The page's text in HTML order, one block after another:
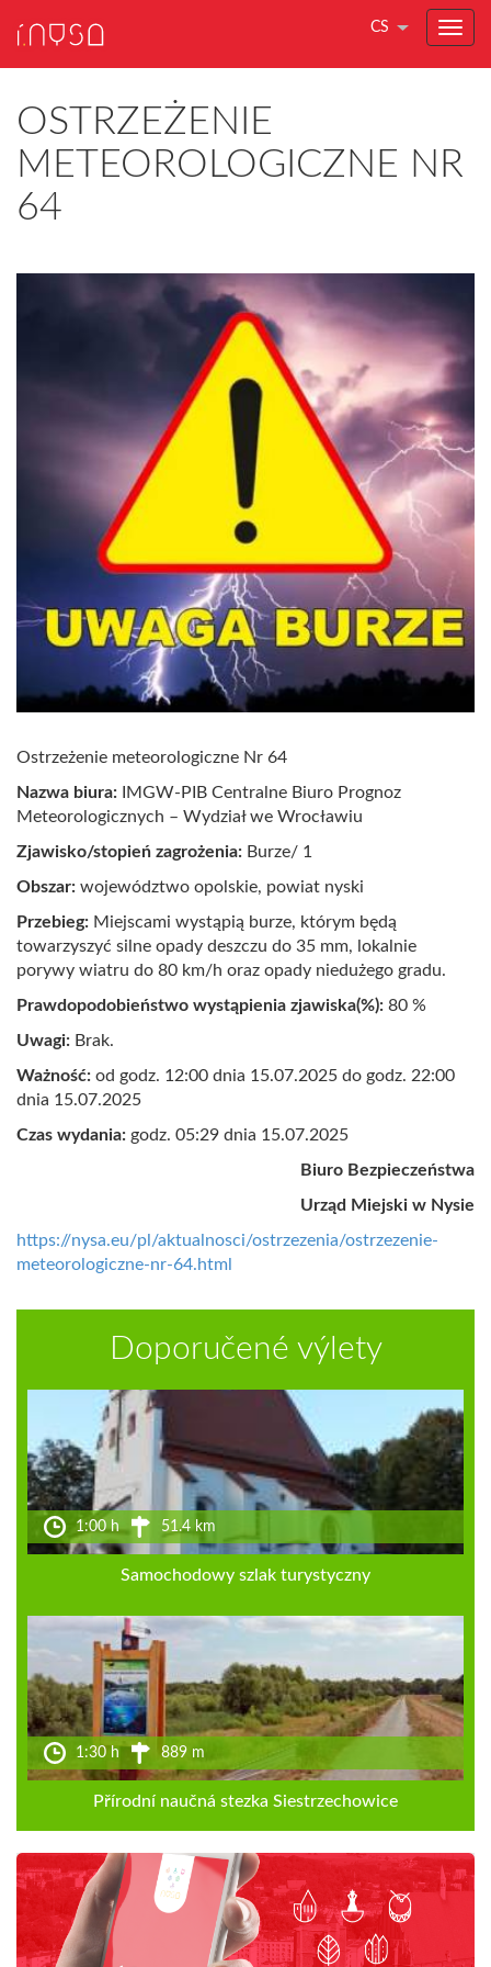
CS
OSTRZEŻENIE
METEOROLOGICZNE NR
64
Ostrzeżenie meteorologiczne Nr 64
Nazwa biura: IMGW-PIB Centralne Biuro Prognoz
Meteorologicznych – Wydział we Wrocławiu
Zjawisko/stopień zagrożenia: Burze/ 1
Obszar: województwo opolskie, powiat nyski
Przebieg: Miejscami wystąpią burze, którym będą
towarzyszyć silne opady deszczu do 35 mm, lokalnie
porywy wiatru do 80 km/h oraz opady niedużego gradu.
Prawdopodobieństwo wystąpienia zjawiska(%): 80 %
Uwagi: Brak.
Ważność: od godz. 12:00 dnia 15.07.2025 do godz. 22:00
dnia 15.07.2025
Czas wydania: godz. 05:29 dnia 15.07.2025
Biuro Bezpieczeństwa
Urząd Miejski w Nysie
https://nysa.eu/pl/aktualnosci/ostrzezenia/ostrzezenie-
meteorologiczne-nr-64.html
Doporučené výlety
1:00 h 51.4 km
Samochodowy szlak turystyczny
1:30 h 889 m
Přírodní naučná stezka Siestrzechowice